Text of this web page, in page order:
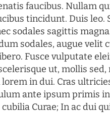
faucibus. Nullam
tincidunt. Duis leo.
sodales sagittis
sodales, augue velit
Fusce vulputate
ut, mollis sed,
in dui. Cras
ante ipsum primis
Curae; In ac dui